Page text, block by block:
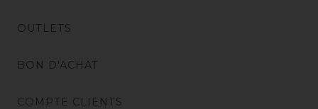
OUTLETS
BON D'ACHAT
COMPTE CLIENTS